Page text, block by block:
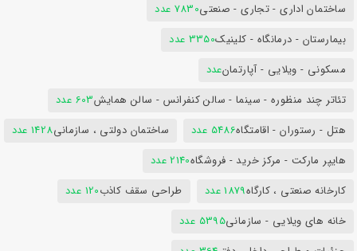
ساختمان اداری - تجاری - صنعتی7830 عدد
بیمارستان - درمانگاه - کلینیک3350 عدد
مسکونی - ویلایی - آپارتمانعدد
تئاتر چند منظوره - سینما - سالن کنفرانس - سالن همایش603 عدد
هتل - رستوران - اقامتگاه5486 عدد ساختمان دولتی ، سازمانی1428 عدد
هایپر مارکت - مرکز خرید - فروشگاه2140 عدد
کارخانه صنعتی ، کارگاه1879 عدد طراحی سقف کاذب120 عدد
خانه های ویلایی - سازمانی5395 عدد